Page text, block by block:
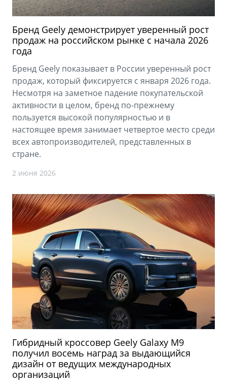
Бренд Geely демонстрирует уверенный рост
продаж на российском рынке с начала 2026
года
Бренд Geely показывает в России уверенный рост
продаж, который фиксируется с января 2026 года.
Несмотря на заметное падение покупательской
активности в целом, бренд по-прежнему
пользуется высокой популярностью и в
настоящее время занимает четвертое место среди
всех автопроизводителей, представленных в
стране.
2 июня 2026
Гибридный кроссовер Geely Galaxy M9
получил восемь наград за выдающийся
дизайн от ведущих международных
организаций